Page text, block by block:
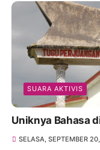
SUARA AKTIVIS
Uniknya Bahasa
SELASA, SEPTEMBER